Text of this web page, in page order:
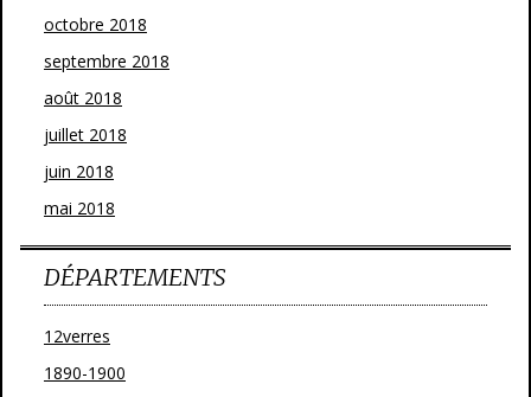
octobre 2018
septembre 2018
août 2018
juillet 2018
juin 2018
mai 2018
DÉPARTEMENTS
12verres
1890-1900